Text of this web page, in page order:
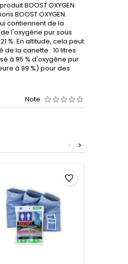
BOOST OXYGEN
BOOST OXYGEN.
contiennent de la
l'oxygène pur sous
%. En altitude, cela peut
de la canette : 10 litres
à 95 % d'oxygène pur
à 99 %) pour des
Note
>
<
favorite_border